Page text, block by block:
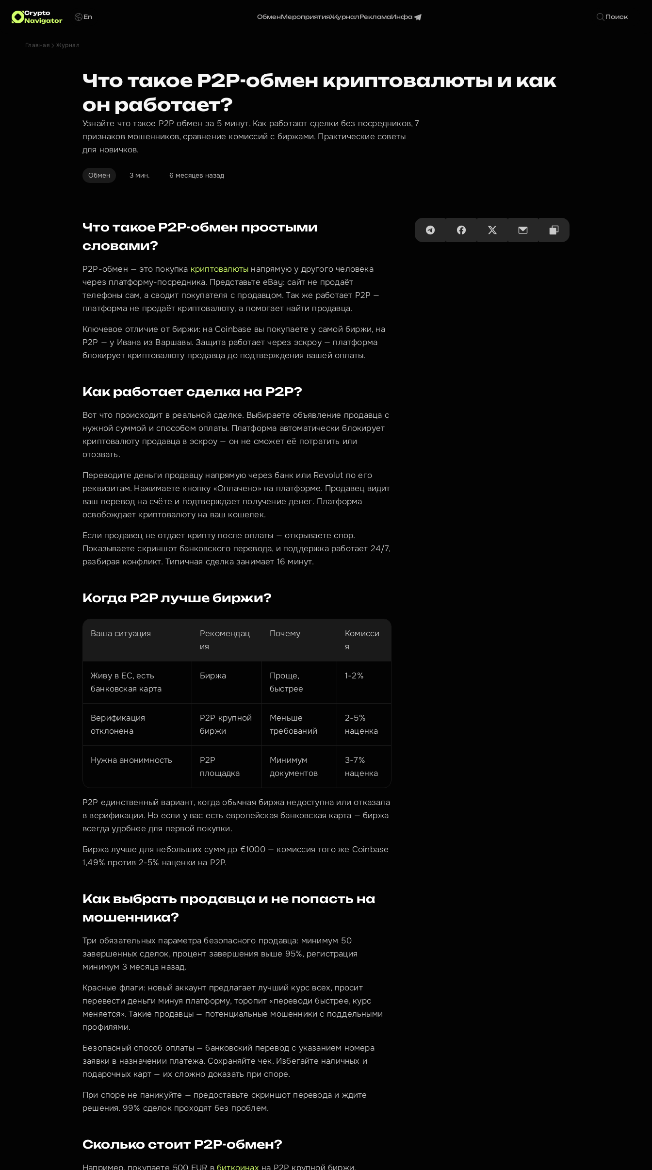
Crypto
Navigator
En ОбменМероприятияЖурналРекламаИнфа Поиск
Главная Журнал
Что такое P2P-обмен криптовалюты и как
он работает?
Узнайте что такое P2P обмен за 5 минут. Как работают сделки без посредников, 7
признаков мошенников, сравнение комиссий с биржами. Практические советы
для новичков.
Обмен 3 мин. 6 месяцев назад
Что такое P2P-обмен простыми
словами?
P2P-обмен — это покупка криптовалюты напрямую у другого человека
через платформу-посредника. Представьте eBay: сайт не продаёт
телефоны сам, а сводит покупателя с продавцом. Так же работает P2P —
платформа не продаёт криптовалюту, а помогает найти продавца.
Ключевое отличие от биржи: на Coinbase вы покупаете у самой биржи, на
P2P — у Ивана из Варшавы. Защита работает через эскроу — платформа
блокирует криптовалюту продавца до подтверждения вашей оплаты.
Как работает сделка на P2P?
Вот что происходит в реальной сделке. Выбираете объявление продавца с
нужной суммой и способом оплаты. Платформа автоматически блокирует
криптовалюту продавца в эскроу — он не сможет её потратить или
отозвать.
Переводите деньги продавцу напрямую через банк или Revolut по его
реквизитам. Нажимаете кнопку «Оплачено» на платформе. Продавец видит
ваш перевод на счёте и подтверждает получение денег. Платформа
освобождает криптовалюту на ваш кошелек.
Если продавец не отдает крипту после оплаты — открываете спор.
Показываете скриншот банковского перевода, и поддержка работает 24/7,
разбирая конфликт. Типичная сделка занимает 16 минут.
Когда P2P лучше биржи?
Ваша ситуация
Рекомендац
ия
Почему
Комисси
я
Живу в ЕС, есть
банковская карта
Биржа
Проще,
быстрее
1-2%
Верификация
отклонена
P2P крупной
биржи
Меньше
требований
2-5%
наценка
Нужна анонимность
P2P
площадка
Минимум
документов
3-7%
наценка
P2P единственный вариант, когда обычная биржа недоступна или отказала
в верификации. Но если у вас есть европейская банковская карта — биржа
всегда удобнее для первой покупки.
Биржа лучше для небольших сумм до €1000 — комиссия того же Coinbase
1,49% против 2-5% наценки на P2P.
Как выбрать продавца и не попасть на
мошенника?
Три обязательных параметра безопасного продавца: минимум 50
завершенных сделок, процент завершения выше 95%, регистрация
минимум 3 месяца назад.
Красные флаги: новый аккаунт предлагает лучший курс всех, просит
перевести деньги минуя платформу, торопит «переводи быстрее, курс
меняется». Такие продавцы — потенциальные мошенники с поддельными
профилями.
Безопасный способ оплаты — банковский перевод с указанием номера
заявки в назначении платежа. Сохраняйте чек. Избегайте наличных и
подарочных карт — их сложно доказать при споре.
При споре не паникуйте — предоставьте скриншот перевода и ждите
решения. 99% сделок проходят без проблем.
Сколько стоит P2P-обмен?
Например, покупаете 500 EUR в биткоинах на P2P крупной биржи.